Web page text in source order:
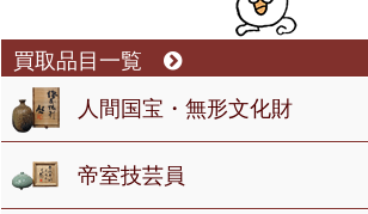
買取品目一覧
人間国宝・無形文化財
帝室技芸員